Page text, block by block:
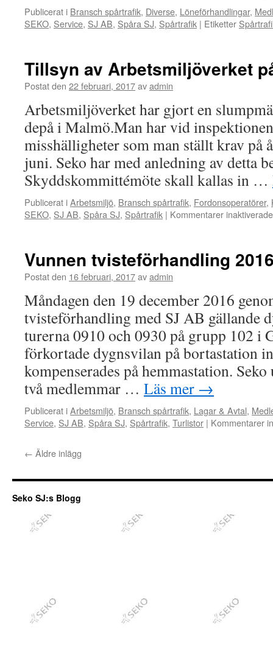
Publicerat i Bransch spårtrafik, Diverse, Löneförhandlingar,
SEKO, Service, SJ AB, Spåra SJ, Spårtrafik | Etiketter
Tillsyn av Arbetsmiljöverket
Postat den 22 februari, 2017avadmin
Arbetsmiljöverket har gjort en
depå i Malmö.Man har vid
misshälligheter som man ställt krav på
juni. Seko har med anledning av detta
Skyddskommittémöte skall kallas in …
Publicerat iArbetsmiljö, Bransch spårtrafik, Fordonsoperatörer,
SEKO, SJ AB, Spåra SJ, Spårtrafik | Kommentarer inaktiverade
Vunnen tvisteförhandling
Postat den 16 februari, 2017avadmin
Måndagen den 19 december 2016
tvisteförhandling med SJ AB gällande
turerna 0910 och 0930 på grupp 102 i
förkortade dygnsvilan på bortastation
kompenserades på hemmastation.
två medlemmar … Läs mer →
Publicerat iArbetsmiljö, Bransch spårtrafik, Lagar & Avtal,
Service, SJ AB, Spåra SJ, Spårtrafik, Turlistor | Kommentarer
← Äldre inlägg
Seko SJ:s Blogg